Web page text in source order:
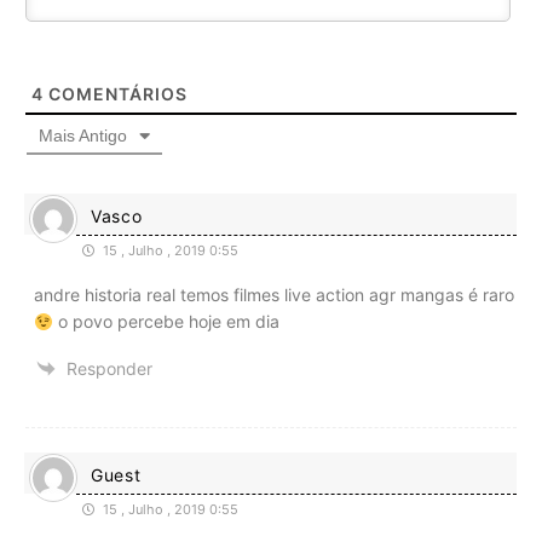
4 COMENTÁRIOS
Mais Antigo
Vasco
15 , Julho , 2019 0:55
andre historia real temos filmes live action agr mangas é raro
o povo percebe hoje em dia
Responder
Guest
15 , Julho , 2019 0:55